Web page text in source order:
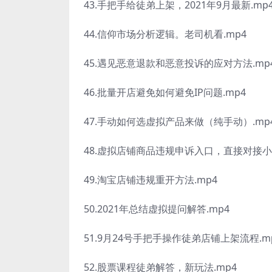
43.手把手给徒弟上架，2021年9月最新
44.信仰市场分析逻辑。老司机看.mp4
45.遇见恶意退款和恶意投诉的应对方法
46.批量开店避免如何避免IP问题.mp4
47.手动如何选虚拟产品来做（纯手动）
48.虚拟店铺商品违规申诉入口，直接对接
49.淘宝店铺违规重开方法.mp4
50.2021年总结虚拟提问解答.mp4
51.9月24号手把手操作徒弟店铺上架流程
52.股票课程徒弟解答，新玩法.mp4